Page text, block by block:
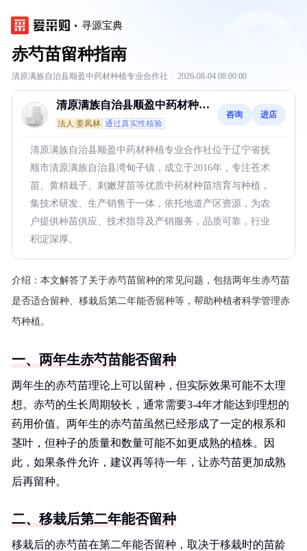
寻源宝典
赤芍苗留种指南
清原满族自治县顺盈中药材种植专业合作社 · 2026-08-04 08:00:00
清原满族自治县顺盈中药材种植
专业合作社
法人:姜凤林 通过真实性核验
咨询 进店
清原满族自治县顺盈中药材种植专业合作社位于辽宁省抚
顺市清原满族自治县湾甸子镇，成立于2016年，专注苍术
苗、黄精栽子、刺嫩芽苗等优质中药材种苗培育与种植，
集技术研发、生产销售于一体，依托地道产区资源，为农
户提供种苗供应、技术指导及产销服务，品质可靠，行业
积淀深厚。
介绍： 本文解答了关于赤芍苗留种的常见问题，包括两年生赤芍苗
是否适合留种、移栽后第二年能否留种等，帮助种植者科学管理赤
芍种植。
一、两年生赤芍苗能否留种
两年生的赤芍苗理论上可以留种，但实际效果可能不太理
想。赤芍的生长周期较长，通常需要3-4年才能达到理想的
药用价值。两年生的赤芍苗虽然已经形成了一定的根系和
茎叶，但种子的质量和数量可能不如更成熟的植株。因
此，如果条件允许，建议再等待一年，让赤芍苗更加成熟
后再留种。
二、移栽后第二年能否留种
移栽后的赤芍苗在第二年能否留种，取决于移栽时的苗龄